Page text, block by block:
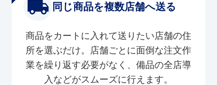
同じ商品を複数店舗へ送る
商品をカートに入れて送りたい店舗の住
所を選ぶだけ。店舗ごとに面倒な注文作
業を繰り返す必要がなく、備品の全店導
入などがスムーズに行えます。